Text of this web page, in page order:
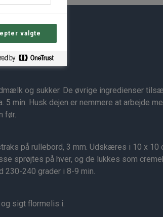
du
og sukker. De øvrige ingredienser
5 min. Husk dejen er nemmere at arbejde
før.
på rullebord, 3 mm. Udskæres i 10 x 10
sprøjtes på hver, og de lukkes som
230-240 grader i 8-9 min.
sigt flormelis i.
valgte